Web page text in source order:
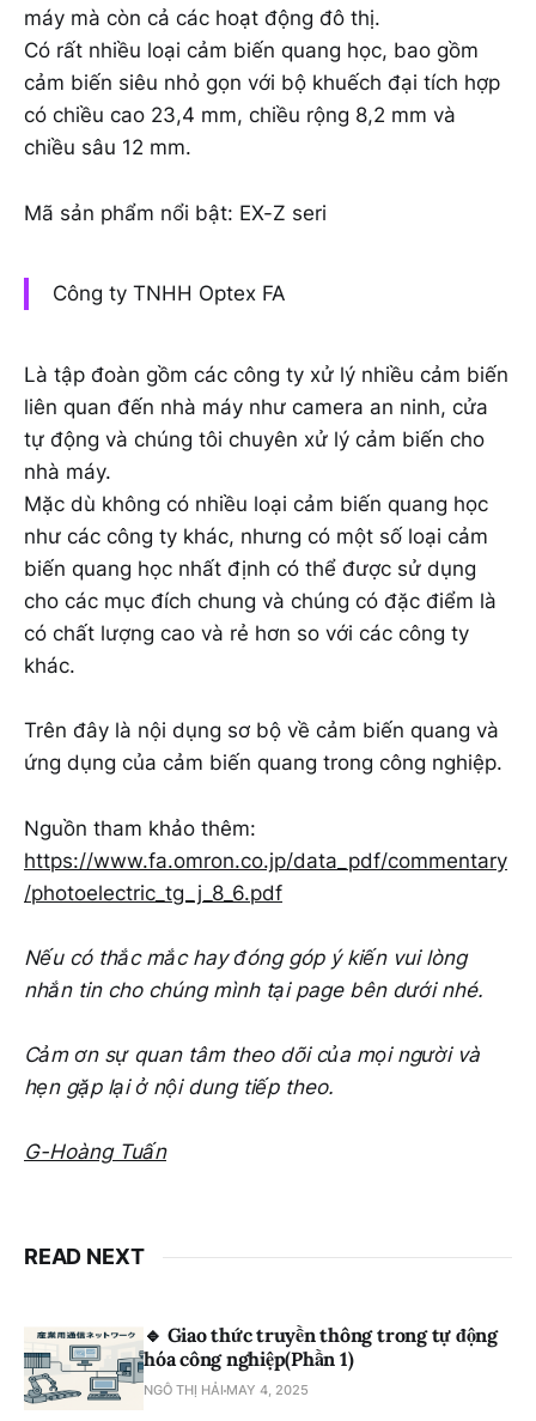
máy mà còn cả các hoạt động đô thị.
Có rất nhiều loại cảm biến quang học, bao gồm
cảm biến siêu nhỏ gọn với bộ khuếch đại tích hợp
có chiều cao 23,4 mm, chiều rộng 8,2 mm và
chiều sâu 12 mm.
Mã sản phẩm nổi bật: EX-Z seri
Công ty TNHH Optex FA
Là tập đoàn gồm các công ty xử lý nhiều cảm biến
liên quan đến nhà máy như camera an ninh, cửa
tự động và chúng tôi chuyên xử lý cảm biến cho
nhà máy.
Mặc dù không có nhiều loại cảm biến quang học
như các công ty khác, nhưng có một số loại cảm
biến quang học nhất định có thể được sử dụng
cho các mục đích chung và chúng có đặc điểm là
có chất lượng cao và rẻ hơn so với các công ty
khác.
Trên đây là nội dụng sơ bộ về cảm biến quang và
ứng dụng của cảm biến quang trong công nghiệp.
Nguồn tham khảo thêm:
https://www.fa.omron.co.jp/data_pdf/commentary
/photoelectric_tg_j_8_6.pdf
Nếu có thắc mắc hay đóng góp ý kiến vui lòng
nhắn tin cho chúng mình tại page bên dưới nhé.
Cảm ơn sự quan tâm theo dõi của mọi người và
hẹn gặp lại ở nội dung tiếp theo.
G-Hoàng Tuấn
READ NEXT
🔹 Giao thức truyền thông trong tự động
hóa công nghiệp(Phần 1)
NGÔ THỊ HẢI MAY 4, 2025